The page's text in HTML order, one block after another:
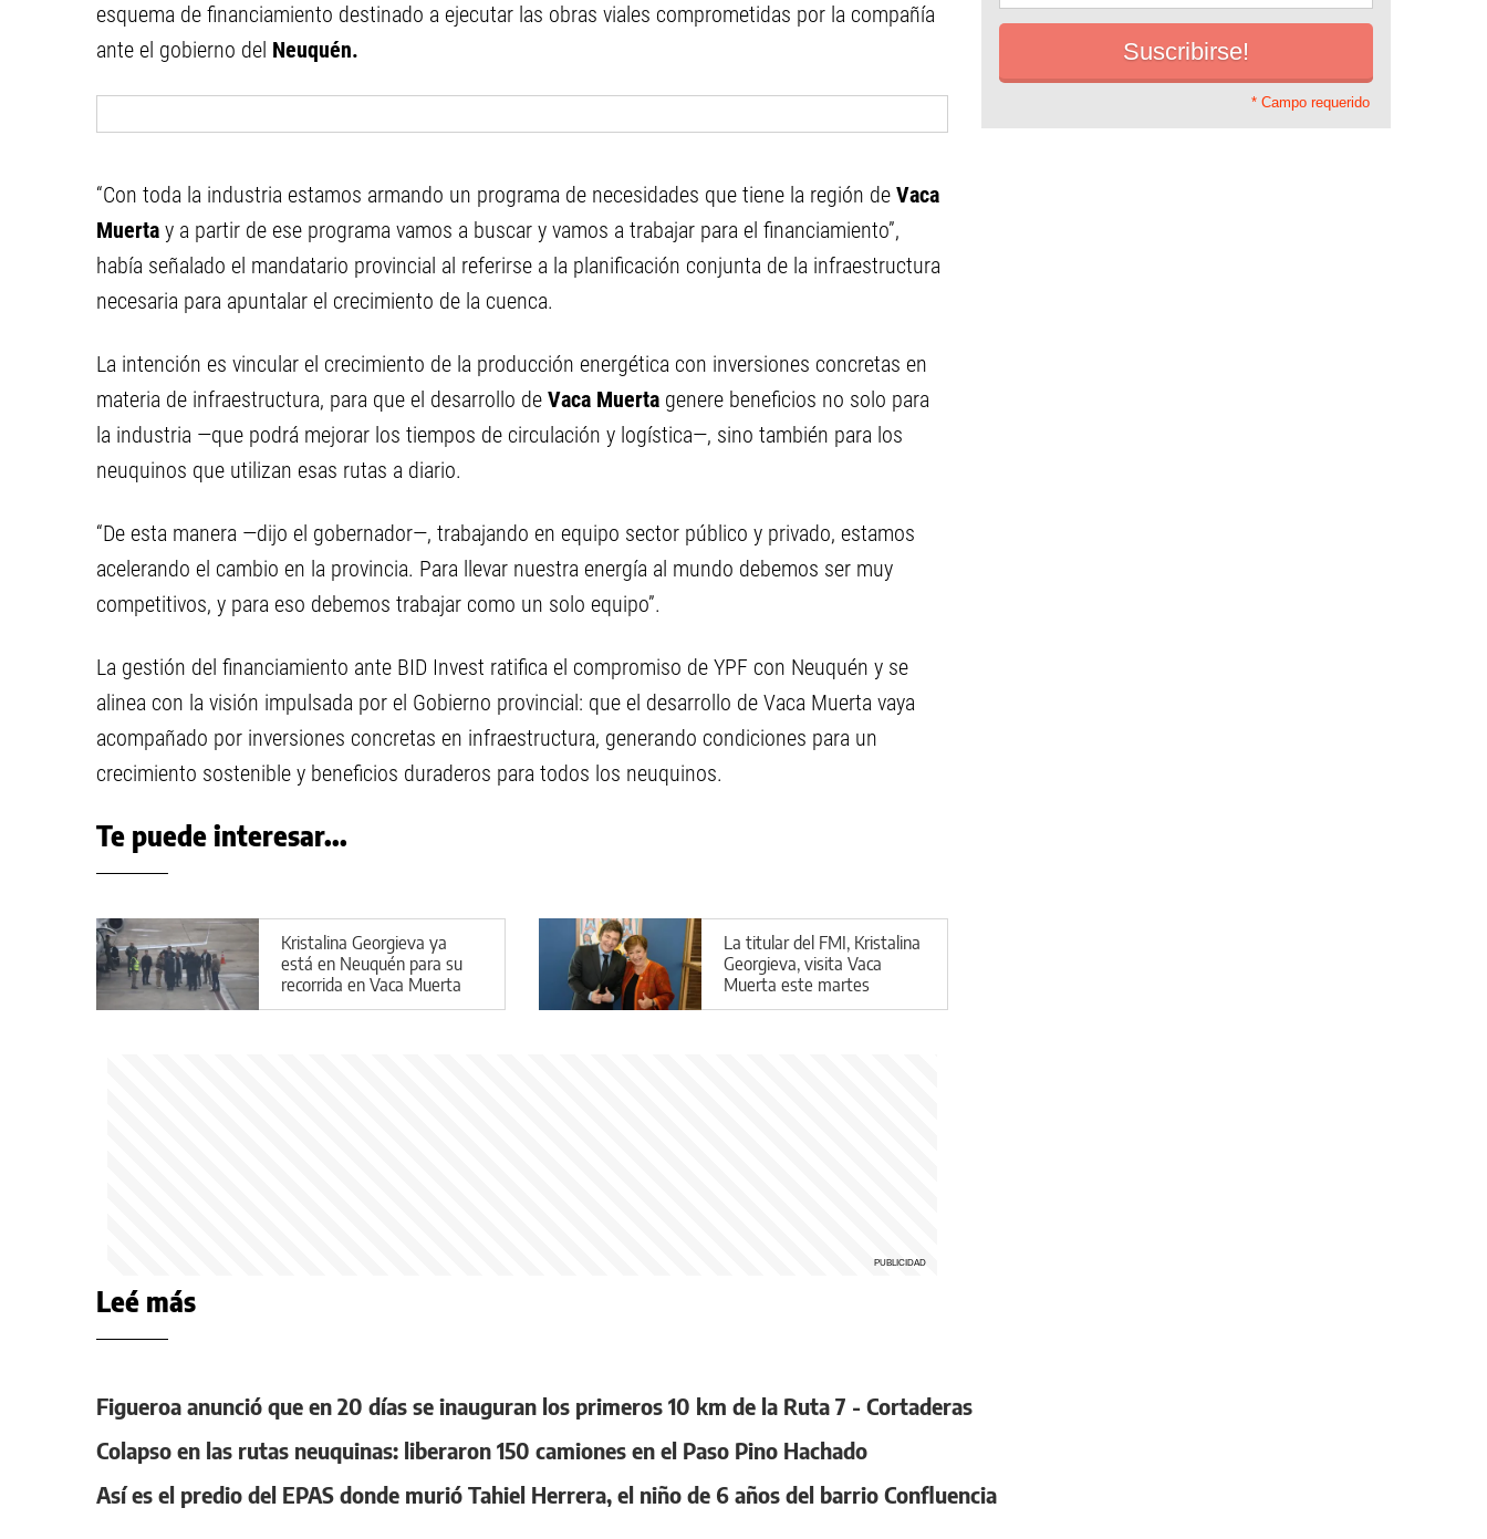
esquema de financiamiento destinado a ejecutar las obras viales comprometidas por la compañía
ante el gobierno del Neuquén.
“Con toda la industria estamos armando un programa de necesidades que tiene la región de Vaca
Muerta y a partir de ese programa vamos a buscar y vamos a trabajar para el financiamiento”,
había señalado el mandatario provincial al referirse a la planificación conjunta de la infraestructura
necesaria para apuntalar el crecimiento de la cuenca.
La intención es vincular el crecimiento de la producción energética con inversiones concretas en
materia de infraestructura, para que el desarrollo de Vaca Muerta genere beneficios no solo para
la industria —que podrá mejorar los tiempos de circulación y logística—, sino también para los
neuquinos que utilizan esas rutas a diario.
“De esta manera —dijo el gobernador—, trabajando en equipo sector público y privado, estamos
acelerando el cambio en la provincia. Para llevar nuestra energía al mundo debemos ser muy
competitivos, y para eso debemos trabajar como un solo equipo”.
La gestión del financiamiento ante BID Invest ratifica el compromiso de YPF con Neuquén y se
alinea con la visión impulsada por el Gobierno provincial: que el desarrollo de Vaca Muerta vaya
acompañado por inversiones concretas en infraestructura, generando condiciones para un
crecimiento sostenible y beneficios duraderos para todos los neuquinos.
Te puede interesar...
Kristalina Georgieva ya
está en Neuquén para su
recorrida en Vaca Muerta
La titular del FMI, Kristalina
Georgieva, visita Vaca
Muerta este martes
* Campo requerido
Leé más
Figueroa anunció que en 20 días se inauguran los primeros 10 km de la Ruta 7 - Cortaderas
Colapso en las rutas neuquinas: liberaron 150 camiones en el Paso Pino Hachado
Así es el predio del EPAS donde murió Tahiel Herrera, el niño de 6 años del barrio Confluencia